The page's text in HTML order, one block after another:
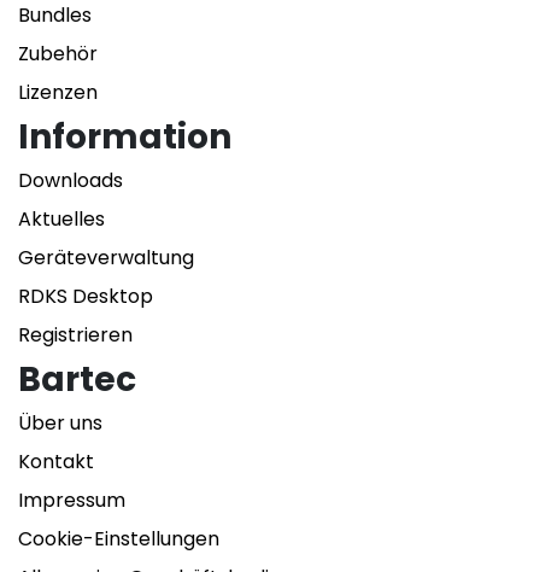
Bundles
Zubehör
Lizenzen
Information
Downloads
Aktuelles
Geräteverwaltung
RDKS Desktop
Registrieren
Bartec
Über uns
Kontakt
Impressum
Cookie-Einstellungen